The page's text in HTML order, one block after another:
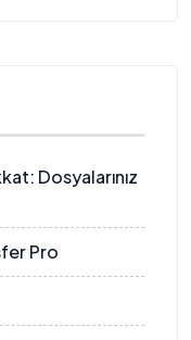
Dosyalarınız
Pro